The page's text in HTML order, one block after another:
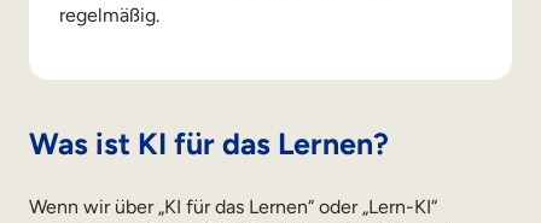
regelmäßig.
Was ist KI für das Lernen?
Wenn wir über „KI für das Lernen“ oder „Lern-KI“